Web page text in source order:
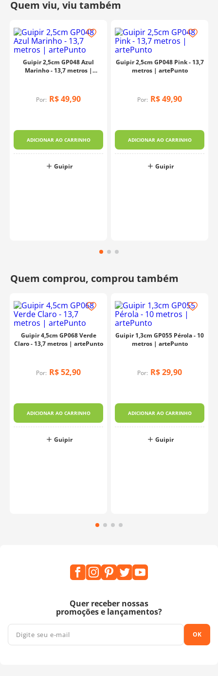
Guipir 2,5cm GP048 Azul
Marinho - 13,7 metros |
Por: R$49,90
ADICIONAR AO CARRINHO
Guipir
Guipir 2,5cm GP048 Pink - 13,7
metros | artePunto
Por: R$49,90
ADICIONAR AO CARRINHO
Guipir
Guipir 4,5cm GP068 Verde
Claro - 13,7 metros | artePunto
Por: R$52,90
ADICIONAR AO CARRINHO
Guipir
Guipir 1,3cm GP055 Pérola - 10
metros | artePunto
Por: R$29,90
ADICIONAR AO CARRINHO
Guipir
Quer receber nossas
promoções e lançamentos?
OK